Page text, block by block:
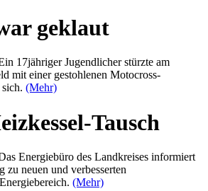
geklaut
17jähriger Jugendlicher stürzte am
mit einer gestohlenen Motocross-
(Mehr)
Tausch
Energiebüro des Landkreises informiert
zu neuen und verbesserten
(Mehr)